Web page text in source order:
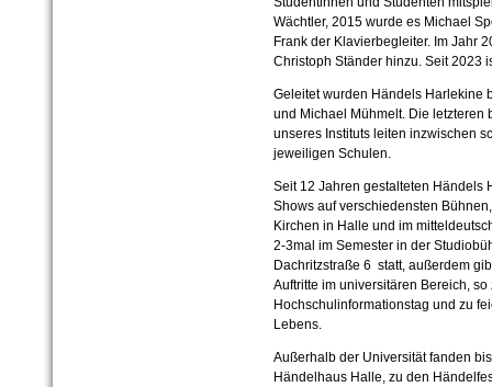
Wächtler, 2015 wurde es Michael
Frank der Klavierbegleiter. Im Jahr
Christoph Ständer hinzu. Seit 2023
Geleitet wurden Händels Harlekine
und Michael Mühmelt. Die
unseres Instituts leiten inzwischen
jeweiligen Schulen.
Seit 12 Jahren gestalteten Händels
Shows auf verschiedensten
Kirchen in Halle und im
2-3mal im Semester in der
Dachritzstraße 6 statt, außerdem
Auftritte im universitären Bereich,
Hochschulinformationstag und zu
Lebens.
Außerhalb der Universität fanden
Händelhaus Halle, zu den